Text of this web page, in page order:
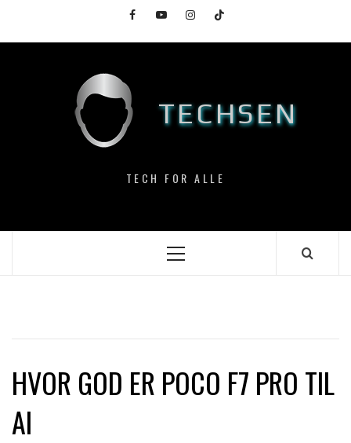
content
FacebookYouTubeInstagramTikTok
TECHSEN
TECH FOR ALLE
Primary
HVOR GOD ER POCO F7 PRO TIL
AI